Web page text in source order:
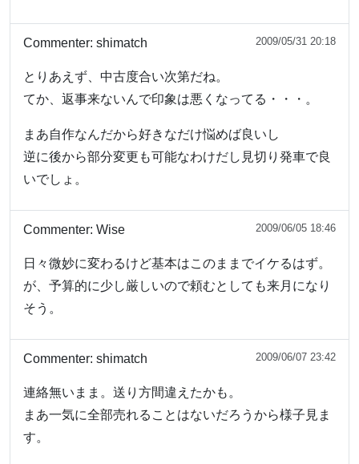
Commenter: shimatch 2009/05/31 20:18
とりあえず、中古度合い次第だね。
てか、返事来ないんで印象は悪くなってる・・・。
まあ自作なんだから好きなだけ悩めば良いし
逆に後から部分変更も可能なわけだし見切り発車で良
いでしょ。
Commenter: Wise 2009/06/05 18:46
日々微妙に変わるけど基本はこのままでイケるはず。
が、予算的に少し厳しいので頼むとしても来月になり
そう。
Commenter: shimatch 2009/06/07 23:42
連絡無いまま。送り方間違えたかも。
まあ一気に全部売れることはないだろうから様子見ま
す。